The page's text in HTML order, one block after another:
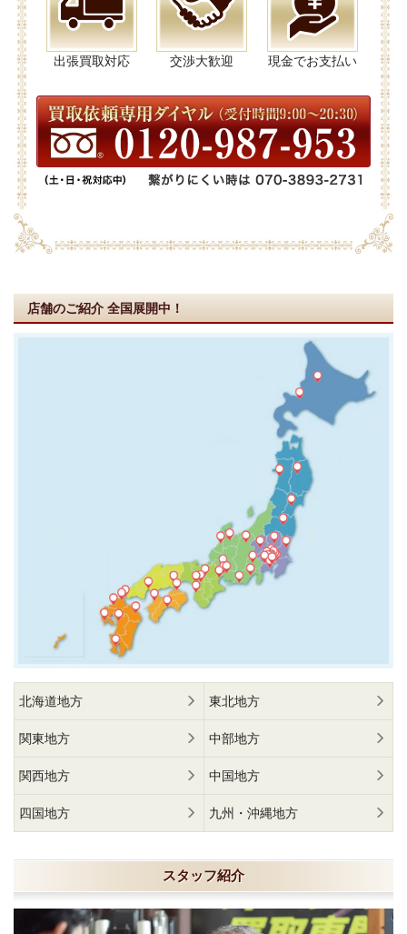
出張買取対応 交渉大歓迎 現金でお支払い
店舗のご紹介 全国展開中！
北海道地方 東北地方
関東地方 中部地方
関西地方 中国地方
四国地方 九州・沖縄地方
スタッフ紹介